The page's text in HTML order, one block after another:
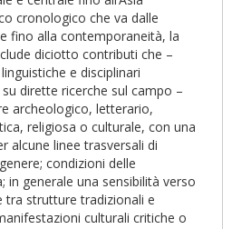
cronologico che va dalle
fino alla contemporaneità, la
diciotto contributi che –
e disciplinari
dirette ricerche sul campo –
archeologico, letterario,
religiosa o culturale, con una
alcune linee trasversali di
condizioni delle
in generale una sensibilità verso
tra strutture tradizionali e
culturali critiche o